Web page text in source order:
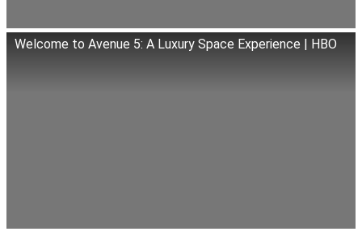
Welcome to Avenue 5: A Luxury Space Experience | HBO